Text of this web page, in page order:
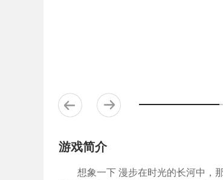
游戏简介
想象一下 漫步在时光的长河中，